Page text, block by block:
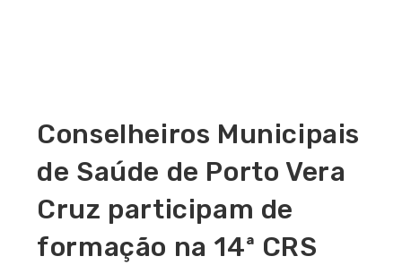
Conselheiros Municipais
de Saúde de Porto Vera
Cruz participam de
formação na 14ª CRS